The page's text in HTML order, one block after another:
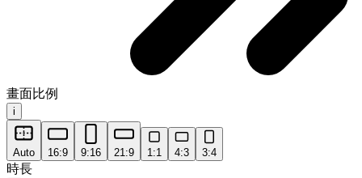
畫面比例
i
Auto 16:9 9:16 21:9 1:1 4:3 3:4
時長